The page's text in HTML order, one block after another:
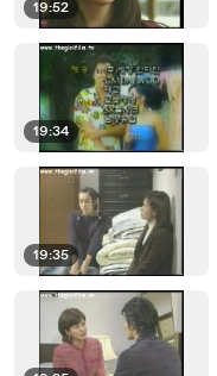
19:52
19:34
19:35